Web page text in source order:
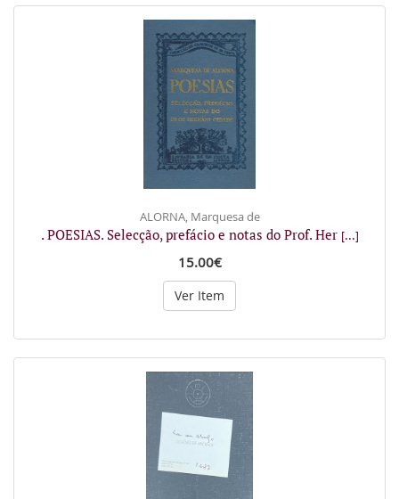
ALORNA, Marquesa de
. POESIAS. Selecção, prefácio e notas do Prof. Her [...]
15.00€
Ver Item